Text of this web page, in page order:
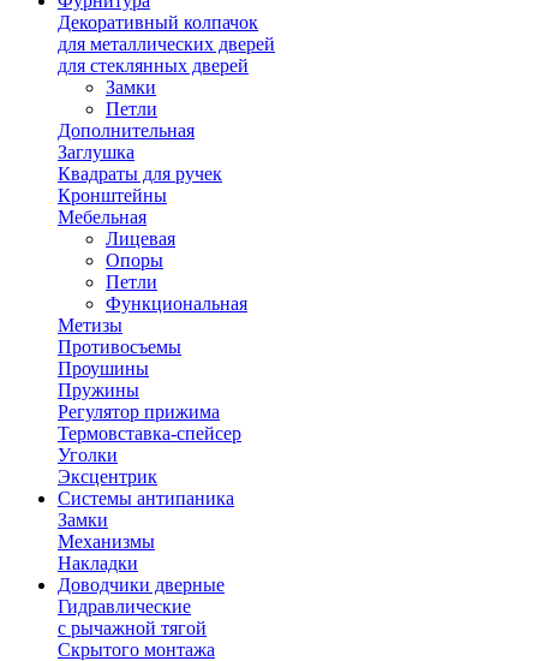
Декоративный колпачок
для металлических дверей
для стеклянных дверей
Замки
Петли
Дополнительная
Заглушка
Квадраты для ручек
Кронштейны
Мебельная
Лицевая
Опоры
Петли
Функциональная
Метизы
Противосъемы
Проушины
Пружины
Регулятор прижима
Термовставка-спейсер
Уголки
Эксцентрик
Системы антипаника
Замки
Механизмы
Накладки
Доводчики дверные
Гидравлические
с рычажной тягой
Скрытого монтажа